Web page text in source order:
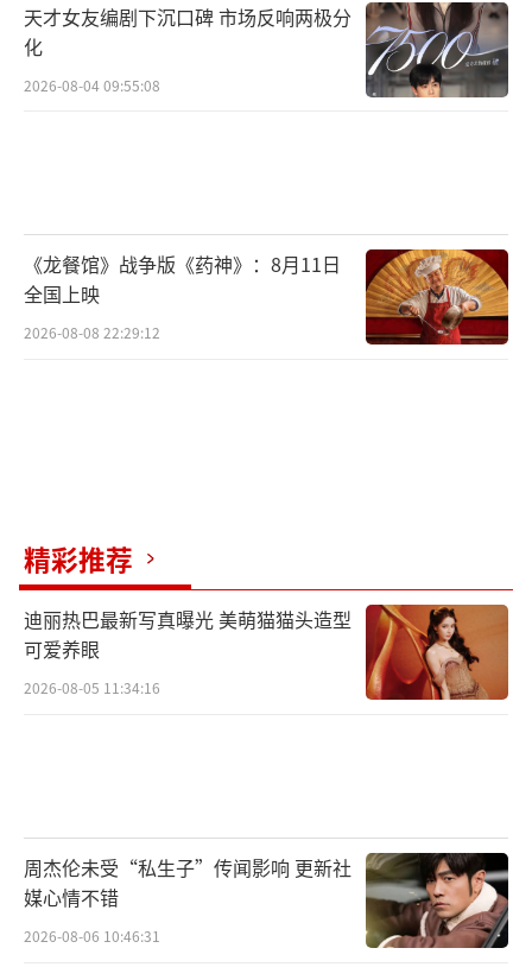
天才女友编剧下沉口碑 市场反响两极分
化
2026-08-04 09:55:08
《龙餐馆》战争版《药神》：8月11日
全国上映
2026-08-08 22:29:12
精彩推荐
迪丽热巴最新写真曝光 美萌猫猫头造型
可爱养眼
2026-08-05 11:34:16
周杰伦未受“私生子”传闻影响 更新社
媒心情不错
2026-08-06 10:46:31